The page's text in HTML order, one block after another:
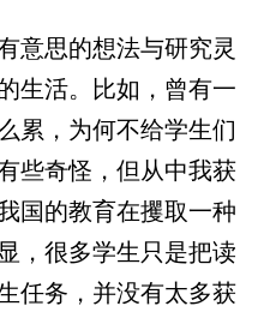
意思的想法与研究灵
生活。比如，曾有一
累，为何不给学生们
些奇怪，但从中我获
国的教育在攫取一种
，很多学生只是把读
任务，并没有太多获